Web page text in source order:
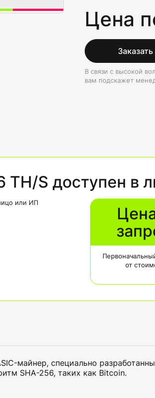
Цена
Заказать
В связи с высокой
вам подскажет
S доступен в
или ИП
от
майнер, специально
SHA-256, таких как Bitcoin.